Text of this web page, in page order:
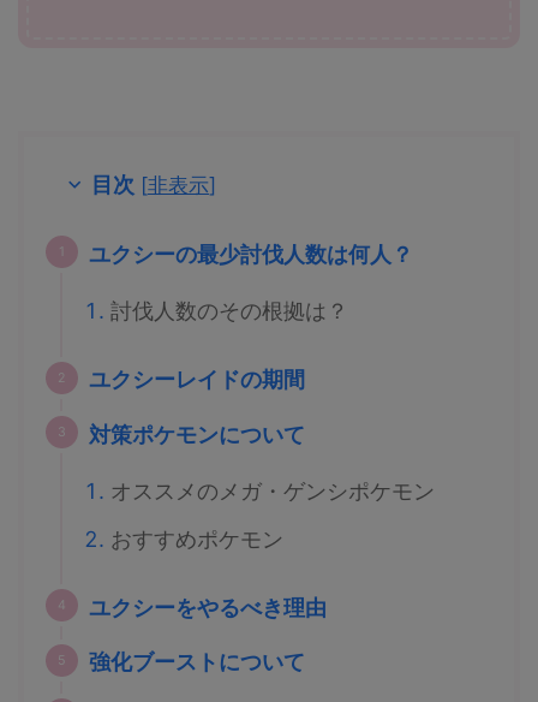
目次 [非表示]
ユクシーの最少討伐人数は何人？
討伐人数のその根拠は？
ユクシーレイドの期間
対策ポケモンについて
オススメのメガ・ゲンシポケモン
おすすめポケモン
ユクシーをやるべき理由
強化ブーストについて